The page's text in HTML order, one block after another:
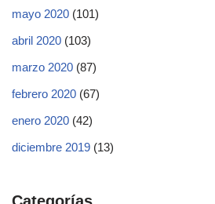
mayo 2020 (101)
abril 2020 (103)
marzo 2020 (87)
febrero 2020 (67)
enero 2020 (42)
diciembre 2019 (13)